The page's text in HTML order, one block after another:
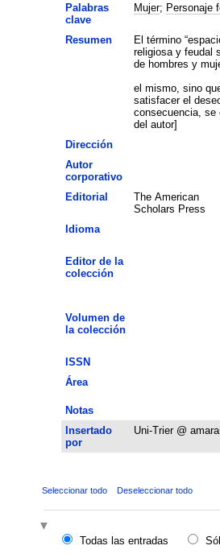
Palabras
clave
Mujer; Personaje
Resumen
El término
religiosa y feudal
de hombres y
el mismo, sino
satisfacer el
consecuencia, se
del autor]
Dirección
Autor
corporativo
Editorial
The American
Scholars Press
Idioma
Editor de la
colección
Volumen de
la colección
ISSN
Área
Notas
Insertado
por
Uni-Trier @
Seleccionar todo Deseleccionar todo
Todas las entradas